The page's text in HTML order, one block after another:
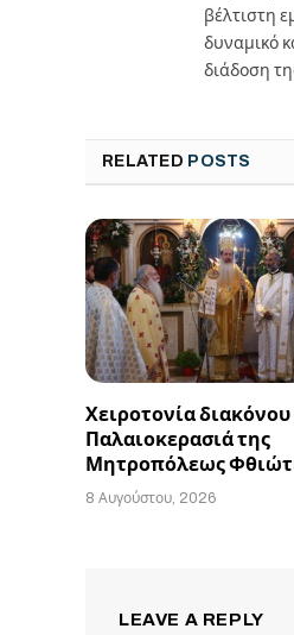
βέλτιστη
δυναμικό
διάδοση
RELATED POSTS
Χειροτονία
Παλαιοκερασιά της
Μητροπόλεως
8 Αυγούστου, 2026
LEAVE A REPLY